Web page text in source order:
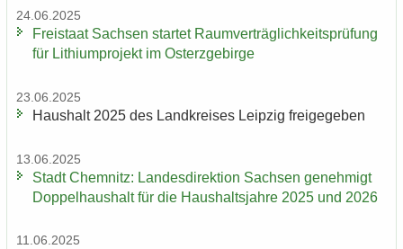
24.06.2025
Frei­staat Sach­sen star­tet Ra­um­ver­träg­lich­keits­prü­fung
für Li­thi­um­pro­jekt im Ost­erz­ge­bir­ge
23.06.2025
Haus­halt 2025 des Land­krei­ses Leip­zig frei­ge­ge­ben
13.06.2025
Stadt Chem­nitz: Lan­des­di­rek­ti­on Sach­sen ge­neh­migt
Dop­pel­haus­halt für die Haus­halts­jah­re 2025 und 2026
11.06.2025